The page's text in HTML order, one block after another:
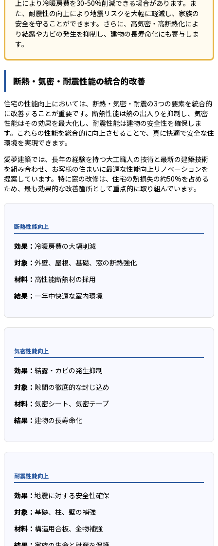
上により冷暖房費を30-50%削減できる場合があります。ま
た、耐震性の向上により地震リスクを大幅に軽減し、家族の
安全を守ることができます。さらに、高気密・高断熱化によ
り結露やカビの発生を抑制し、建物の長寿命化にも寄与しま
す。
断熱・気密・耐震性能の統合的改善
住宅の性能向上においては、断熱・気密・耐震の3つの要素を統合的
に改善することが重要です。断熱性能は熱の出入りを抑制し、気密
性能はその効果を最大化し、耐震性能は建物の安全性を確保しま
す。これらの性能を総合的に向上させることで、真に快適で安全な住
環境を実現できます。
愛夢建築では、長年の経験を持つ大工職人の技術と最新の建築技術
を組み合わせ、お客様の住まいに最適な性能向上リノベーションを
提案しています。特に窓の改修は、住宅の熱損失の約50%を占める
ため、最も効果的な改善箇所として重点的に取り組んでいます。
断熱性能向上
効果： 冷暖房費の大幅削減
対象： 外壁、屋根、基礎、窓の断熱強化
材料： 高性能断熱材の採用
結果： 一年中快適な室内環境
気密性能向上
効果： 結露・カビの発生抑制
対象： 隙間の徹底的な封じ込め
材料： 気密シート、気密テープ
結果： 建物の長寿命化
耐震性能向上
効果： 地震に対する安全性確保
対象： 基礎、柱、壁の補強
材料： 構造用合板、金物補強